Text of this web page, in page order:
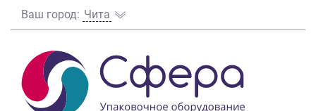
Ваш город: Чита